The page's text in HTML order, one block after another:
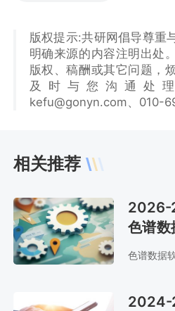
版权提示:共研网倡导尊重
明确来源的内容注明出处
版权、稿酬或其它问题，
及时与您沟通处
kefu@gonyn.com、010-
相关推荐
2026-
色谱数
与未
色谱数据
2024-